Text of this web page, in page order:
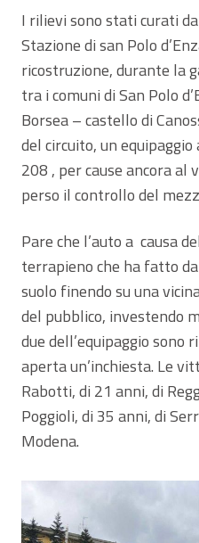
I rilievi sono stati curati
Stazione di san Polo
ricostruzione, durante la
tra i comuni di San Polo
Borsea – castello di
del circuito, un
208 , per cause ancora al
perso il controllo del
Pare che l’auto a causa
terrapieno che ha fatto
suolo finendo su una
del pubblico, investendo
due dell’equipaggio sono
aperta un’inchiesta. Le
Rabotti, di 21 anni, di
Poggioli, di 35 anni, di
Modena.